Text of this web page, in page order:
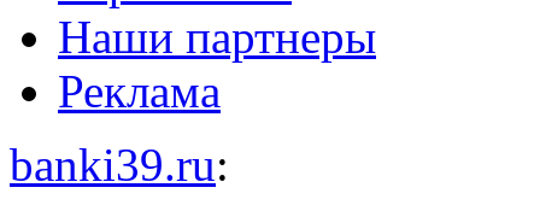
Наши партнеры
Реклама
banki39.ru: